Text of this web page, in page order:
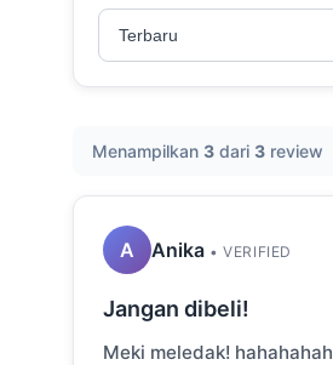
Menampilkan 3 dari 3 review
A Anika • VERIFIED
Jangan dibeli!
Meki meledak!